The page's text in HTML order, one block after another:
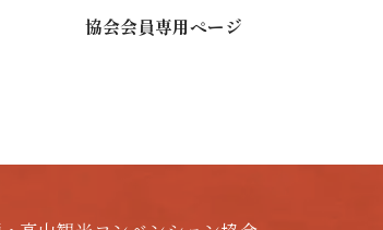
協会会員専用ページ